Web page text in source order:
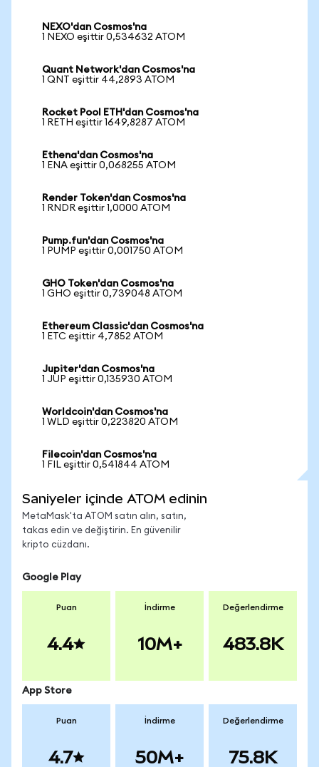
NEXO'dan Cosmos'na
1 NEXO eşittir 0,534632 ATOM
Quant Network'dan Cosmos'na
1 QNT eşittir 44,2893 ATOM
Rocket Pool ETH'dan Cosmos'na
1 RETH eşittir 1649,8287 ATOM
Ethena'dan Cosmos'na
1 ENA eşittir 0,068255 ATOM
Render Token'dan Cosmos'na
1 RNDR eşittir 1,0000 ATOM
Pump.fun'dan Cosmos'na
1 PUMP eşittir 0,001750 ATOM
GHO Token'dan Cosmos'na
1 GHO eşittir 0,739048 ATOM
Ethereum Classic'dan Cosmos'na
1 ETC eşittir 4,7852 ATOM
Jupiter'dan Cosmos'na
1 JUP eşittir 0,135930 ATOM
Worldcoin'dan Cosmos'na
1 WLD eşittir 0,223820 ATOM
Filecoin'dan Cosmos'na
1 FIL eşittir 0,541844 ATOM
Saniyeler içinde ATOM edinin
MetaMask'ta ATOM satın alın, satın,
takas edin ve değiştirin. En güvenilir
kripto cüzdanı.
Google Play
Puan
4.4
İndirme
10M+
Değerlendirme
483.8K
App Store
Puan
4.7
İndirme
50M+
Değerlendirme
75.8K